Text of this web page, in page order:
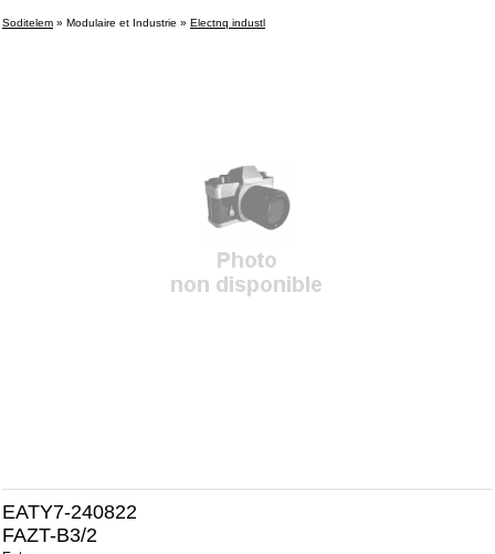
Soditelem » Modulaire et Industrie » Electnq industl
EATY7-240822
FAZT-B3/2